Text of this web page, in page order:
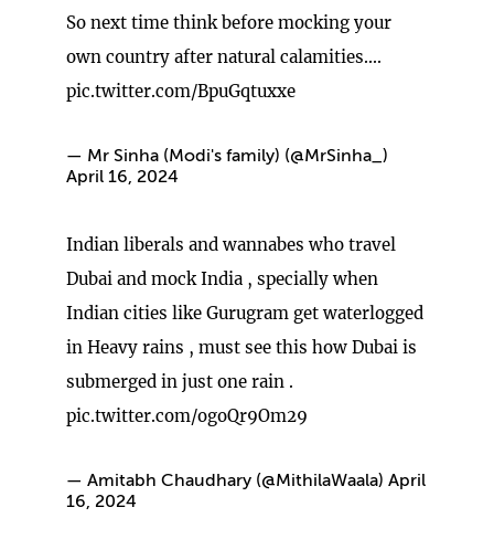
So next time think before mocking your
own country after natural calamities....
pic.twitter.com/BpuGqtuxxe
— Mr Sinha (Modi's family) (@MrSinha_)
April 16, 2024
Indian liberals and wannabes who travel
Dubai and mock India , specially when
Indian cities like Gurugram get waterlogged
in Heavy rains , must see this how Dubai is
submerged in just one rain .
pic.twitter.com/ogoQr9Om29
— Amitabh Chaudhary (@MithilaWaala) April
16, 2024